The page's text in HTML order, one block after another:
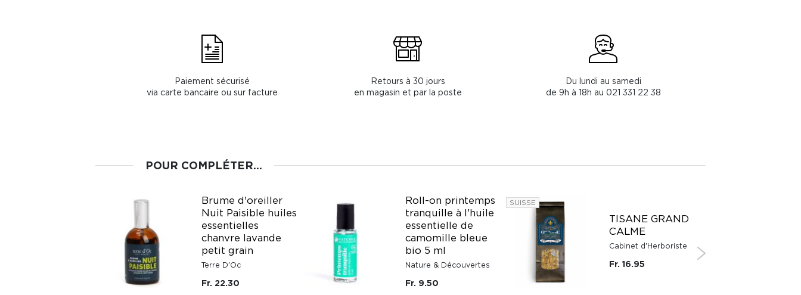
Paiement sécurisé
via carte bancaire ou sur facture
Retours à 30 jours
en magasin et par la poste
Du lundi au samedi
de 9h à 18h au 021 331 22 38
POUR COMPLÉTER...
Brume d'oreiller
Nuit Paisible huiles
essentielles
chanvre lavande
petit grain
Terre D'Oc
Fr. 22.30
Roll-on printemps
tranquille à l'huile
essentielle de
camomille bleue
bio 5 ml
Nature & Découvertes
Fr. 9.50
SUISSE
TISANE GRAND
CALME
Cabinet d'Herboriste
Fr. 16.95